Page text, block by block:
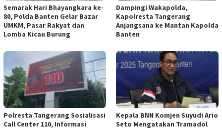
Semarak Hari Bhayangkara ke-
80, Polda Banten Gelar Bazar
UMKM, Pasar Rakyat dan
Lomba Kicau Burung
Dampingi Wakapolda,
Kapolresta Tangerang
Anjangsana ke Mantan Kapolda
Banten
Polresta Tangerang Sosialisasi
Call Center 110, Informasi
Kepala BNN Komjen Suyudi Ario
Seto Mengatakan Tramadol